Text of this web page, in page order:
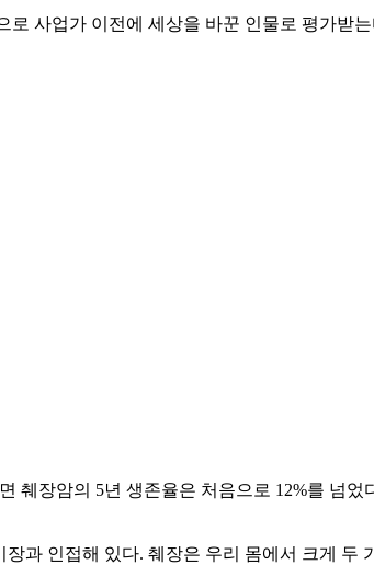
사업가 이전에 세상을 바꾼 인물로 평가받
췌장암의 5년 생존율은 처음으로 12%를 넘었
과 인접해 있다. 췌장은 우리 몸에서 크게 두